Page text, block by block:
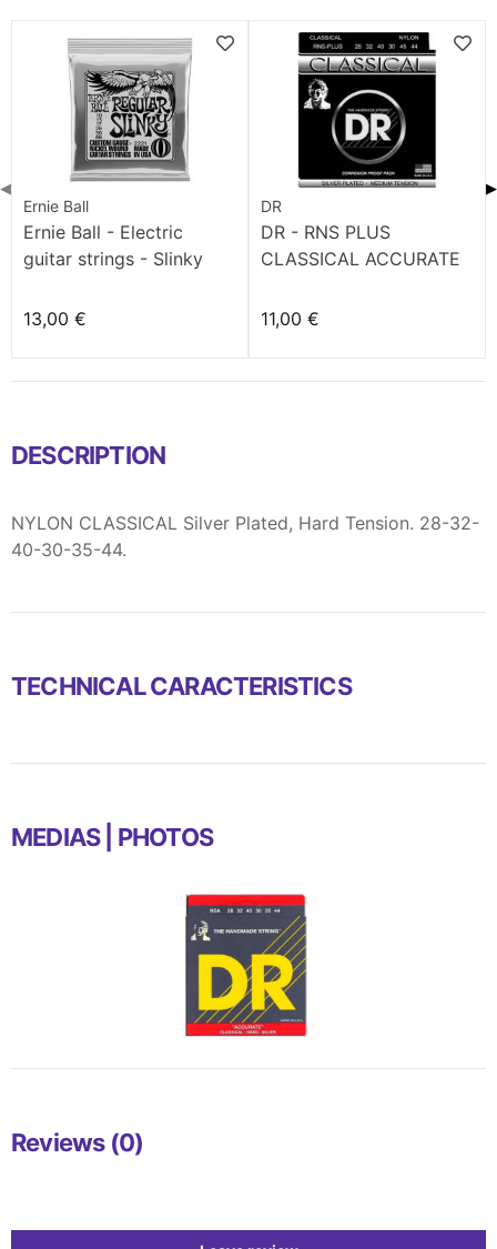
Ernie Ball
Ernie Ball - Electric
guitar strings - Slinky
13,00 €
DR
DR - RNS PLUS
CLASSICAL ACCURATE
11,00 €
◀ ▶
DESCRIPTION
NYLON CLASSICAL Silver Plated, Hard Tension. 28-32-
40-30-35-44.
TECHNICAL CARACTERISTICS
MEDIAS | PHOTOS
Reviews (0)